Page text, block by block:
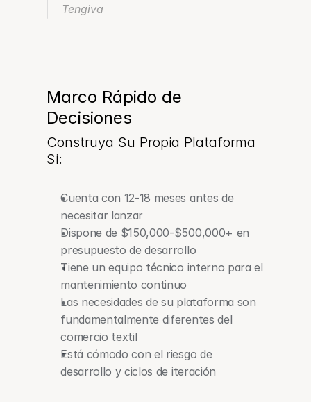
Tengiva
Marco Rápido de
Decisiones
Construya Su Propia Plataforma
Si:
Cuenta con 12-18 meses antes de
necesitar lanzar
Dispone de $150,000-$500,000+ en
presupuesto de desarrollo
Tiene un equipo técnico interno para el
mantenimiento continuo
Las necesidades de su plataforma son
fundamentalmente diferentes del
comercio textil
Está cómodo con el riesgo de
desarrollo y ciclos de iteración